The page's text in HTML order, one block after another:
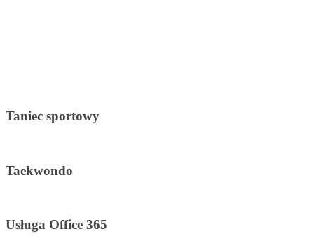
Taniec sportowy
Taekwondo
Usługa Office 365